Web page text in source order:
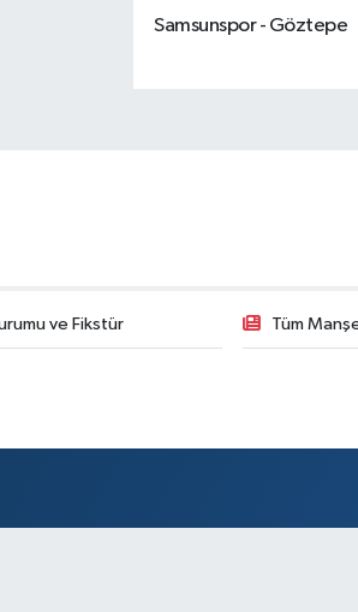
Samsunspor - Göztepe
ve Fikstür Tüm